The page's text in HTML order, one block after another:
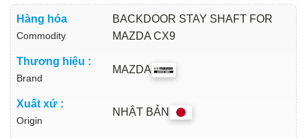
Hàng hóa
Commodity
BACKDOOR STAY SHAFT FOR
MAZDA CX9
Thương hiệu :
Brand
MAZDA
Xuất xứ :
Origin
NHẬT BẢN